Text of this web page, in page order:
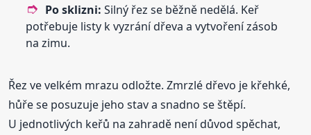
Po sklizni: Silný řez se běžně nedělá. Keř
potřebuje listy k vyzrání dřeva a vytvoření zásob
na zimu.
Řez ve velkém mrazu odložte. Zmrzlé dřevo je křehké,
hůře se posuzuje jeho stav a snadno se štěpí.
U jednotlivých keřů na zahradě není důvod spěchat,